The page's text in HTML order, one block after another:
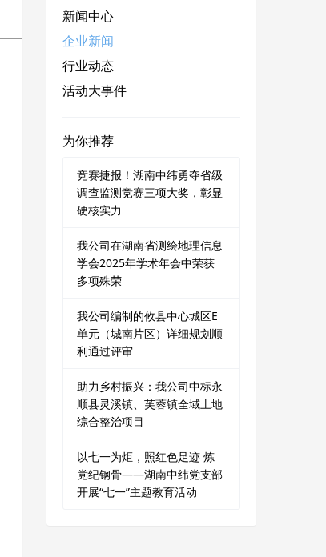
新闻中心
企业新闻
行业动态
活动大事件
为你推荐
竞赛捷报！湖南中纬勇夺省级
调查监测竞赛三项大奖，彰显
硬核实力
我公司在湖南省测绘地理信息
学会2025年学术年会中荣获
多项殊荣
我公司编制的攸县中心城区E
单元（城南片区）详细规划顺
利通过评审
助力乡村振兴：我公司中标永
顺县灵溪镇、芙蓉镇全域土地
综合整治项目
以七一为炬，照红色足迹 炼
党纪钢骨——湖南中纬党支部
开展“七一”主题教育活动